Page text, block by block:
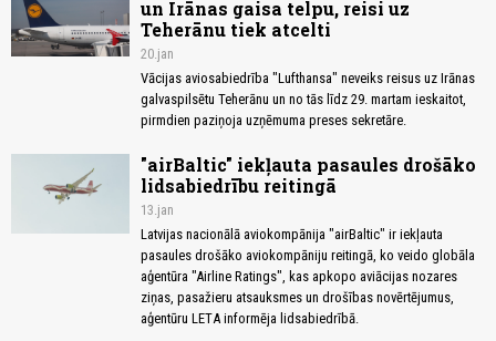
un Irānas gaisa telpu, reisi uz
Teherānu tiek atcelti
20.jan
Vācijas aviosabiedrība "Lufthansa" neveiks reisus uz Irānas
galvaspilsētu Teherānu un no tās līdz 29. martam ieskaitot,
pirmdien paziņoja uzņēmuma preses sekretāre.
"airBaltic" iekļauta pasaules drošāko
lidsabiedrību reitingā
13.jan
Latvijas nacionālā aviokompānija "airBaltic" ir iekļauta
pasaules drošāko aviokompāniju reitingā, ko veido globāla
aģentūra "Airline Ratings", kas apkopo aviācijas nozares
ziņas, pasažieru atsauksmes un drošības novērtējumus,
aģentūru LETA informēja lidsabiedrībā.